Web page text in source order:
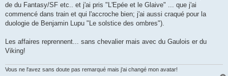
de du Fantasy/SF etc.. et j'ai pris "L'Epée et le Glaive" ... que j'ai
commencé dans train et qui l'accroche bien; j'ai aussi craqué pour la
duologie de Benjamin Lupu "Le solstice des ombres").
Les affaires reprennent... sans chevalier mais avec du Gaulois er du
Viking!
Vous ne l'avez sans doute pas remarqué mais j'ai changé mon avatar!